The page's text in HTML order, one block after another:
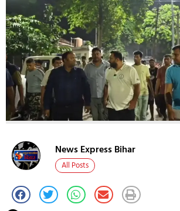
News Express Bihar
All Posts